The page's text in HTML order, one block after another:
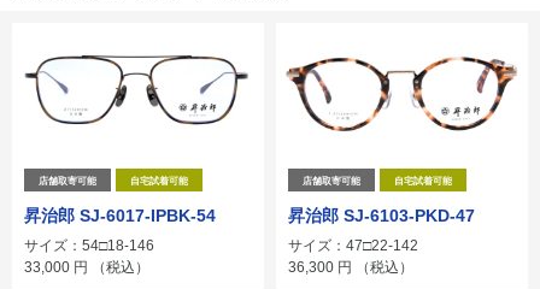
店舗取寄可能 自宅試着可能
昇治郎 SJ-6017-IPBK-54
サイズ：54□18-146
33,000 円 （税込）
店舗取寄可能 自宅試着可能
昇治郎 SJ-6103-PKD-47
サイズ：47□22-142
36,300 円 （税込）